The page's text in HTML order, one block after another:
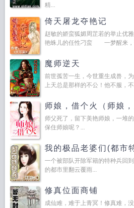
精...
倚天屠龙夺艳记
赵敏的娇蛮狐媚周芷若的举止优
艳蛛儿的任性刁蛮 一梦醒来，
魔师逆天
前世孤苦一生，今世重生成兽，
上天总是那样的不公！他不服，
师娘，借个火（师娘，
师父死了，留下美艳师娘，一堆
保住师娘呢？...
我的极品老婆们(都市
一个被部队开除军籍的特种兵回
的都市里翻云覆雨...
修真位面商铺
成仙难，难于上青冥！修真难，